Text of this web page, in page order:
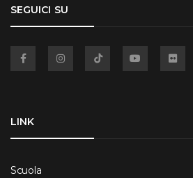
SEGUICI SU
LINK
Scuola